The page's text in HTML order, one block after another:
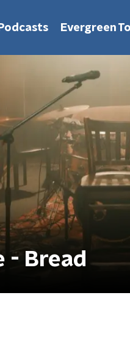
Podcasts Evergreen
- Bread